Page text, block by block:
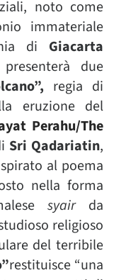
noto come
immateriale
di Giacarta
presenterà due
regia di
eruzione del
Perahu/The
Sri Qadariatin,
spirato al poema
nella forma
syairda
religioso
del terribile
restituisce “una